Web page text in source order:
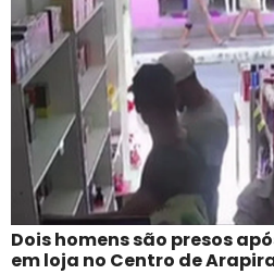
Dois homens são presos
em loja no Centro de